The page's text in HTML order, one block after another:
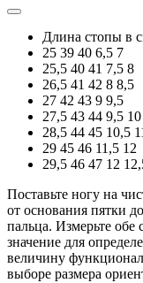
Длина стопы в
25 39 40 6,5 7
25,5 40 41 7,5 8
26,5 41 42 8 8,5
27 42 43 9 9,5
27,5 43 44 9,5 10
28,5 44 45 10,5
29 45 46 11,5 12
29,5 46 47 12
Поставьте ногу на
от основания пятки
пальца. Измерьте обе
значение для
величину
выборе размера